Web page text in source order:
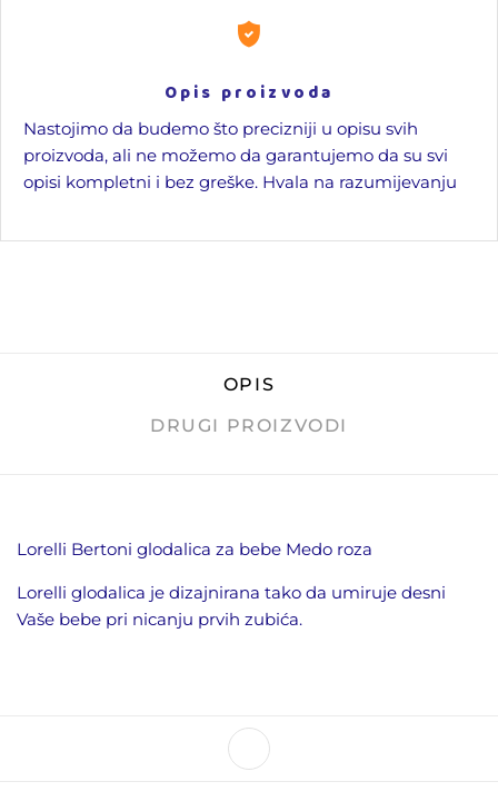
Opis proizvoda
Nastojimo da budemo što precizniji u opisu svih
proizvoda, ali ne možemo da garantujemo da su svi
opisi kompletni i bez greške. Hvala na razumijevanju
OPIS
DRUGI PROIZVODI
Lorelli Bertoni glodalica za bebe Medo roza
Lorelli glodalica je dizajnirana tako da umiruje desni
Vaše bebe pri nicanju prvih zubića.